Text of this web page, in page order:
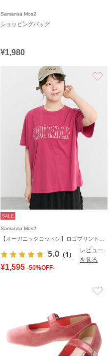
Samansa Mos2
ショッピングバッグ
¥1,980
SALE
Samansa Mos2
5.0 （1）
レビュー
を見る
¥1,595 -50%OFF-